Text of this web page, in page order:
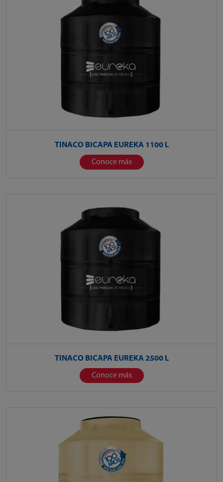
TINACO BICAPA EUREKA 1100 L
Conoce más
TINACO BICAPA EUREKA 2500 L
Conoce más